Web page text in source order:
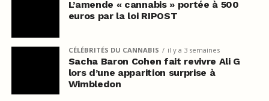
L’amende « cannabis » portée à 500
euros par la loi RIPOST
CÉLÉBRITÉS DU CANNABIS il y a 3 semaines
Sacha Baron Cohen fait revivre Ali G
lors d’une apparition surprise à
Wimbledon